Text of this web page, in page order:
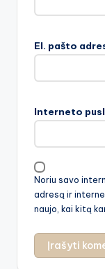
El. pašto
Interneto
Noriu savo
adresą ir
naujo, kai kitą